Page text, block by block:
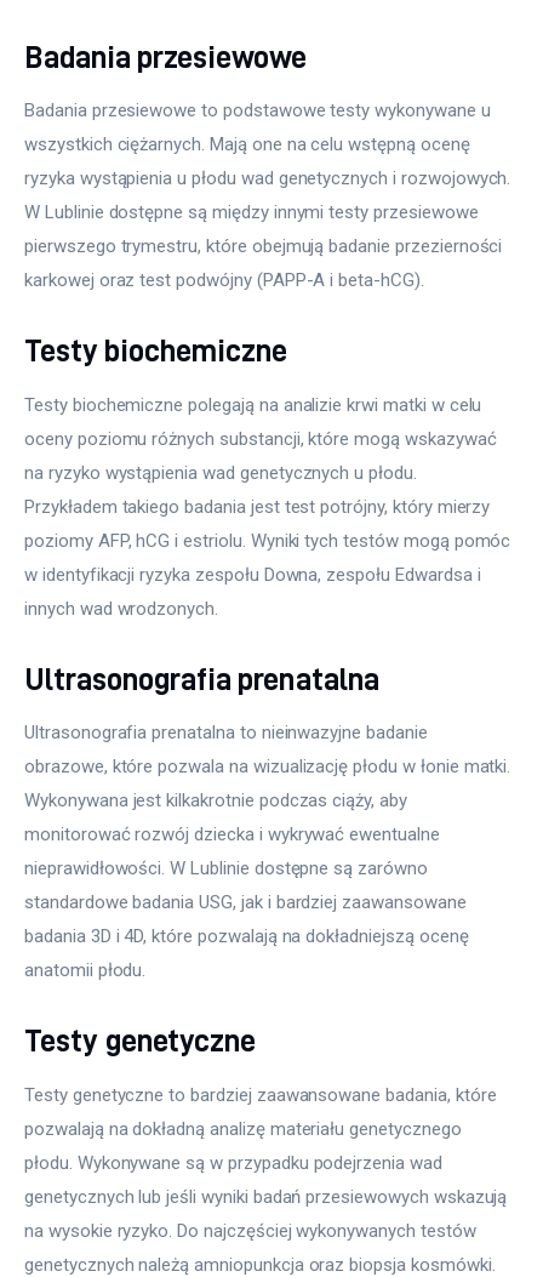
Badania przesiewowe
Badania przesiewowe to podstawowe testy wykonywane u
wszystkich ciężarnych. Mają one na celu wstępną ocenę
ryzyka wystąpienia u płodu wad genetycznych i rozwojowych.
W Lublinie dostępne są między innymi testy przesiewowe
pierwszego trymestru, które obejmują badanie przezierności
karkowej oraz test podwójny (PAPP-A i beta-hCG).
Testy biochemiczne
Testy biochemiczne polegają na analizie krwi matki w celu
oceny poziomu różnych substancji, które mogą wskazywać
na ryzyko wystąpienia wad genetycznych u płodu.
Przykładem takiego badania jest test potrójny, który mierzy
poziomy AFP, hCG i estriolu. Wyniki tych testów mogą pomóc
w identyfikacji ryzyka zespołu Downa, zespołu Edwardsa i
innych wad wrodzonych.
Ultrasonografia prenatalna
Ultrasonografia prenatalna to nieinwazyjne badanie
obrazowe, które pozwala na wizualizację płodu w łonie matki.
Wykonywana jest kilkakrotnie podczas ciąży, aby
monitorować rozwój dziecka i wykrywać ewentualne
nieprawidłowości. W Lublinie dostępne są zarówno
standardowe badania USG, jak i bardziej zaawansowane
badania 3D i 4D, które pozwalają na dokładniejszą ocenę
anatomii płodu.
Testy genetyczne
Testy genetyczne to bardziej zaawansowane badania, które
pozwalają na dokładną analizę materiału genetycznego
płodu. Wykonywane są w przypadku podejrzenia wad
genetycznych lub jeśli wyniki badań przesiewowych wskazują
na wysokie ryzyko. Do najczęściej wykonywanych testów
genetycznych należą amniopunkcja oraz biopsja kosmówki.